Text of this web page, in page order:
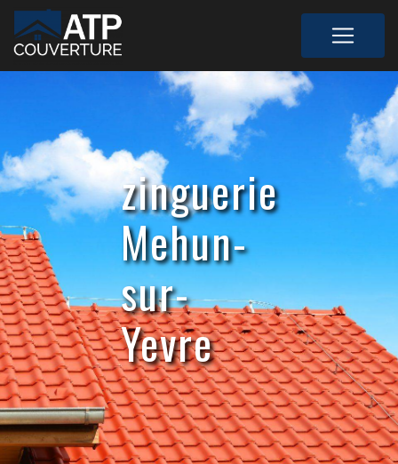
zinguerie
Mehun-
sur-
Yevre
Panneau de gestion des cookies